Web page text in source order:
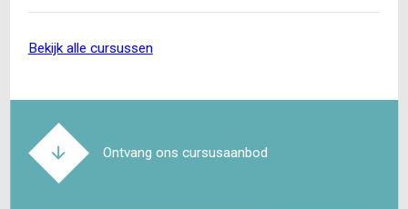
bekijk alle cursussen
Ontvang ons cursusaanbod